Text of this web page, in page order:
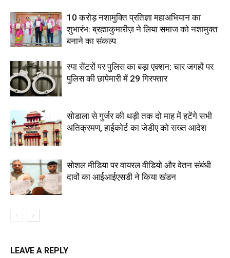
10 करोड़ नशामुक्ति प्रतिज्ञा महाअभियान का
शुभारंभ: ब्रह्माकुमारीज़ ने लिया समाज को नशामुक्त
बनाने का संकल्प
स्पा सेंटरों पर पुलिस का बड़ा एक्शन: चार जगहों पर
पुलिस की छापेमारी में 29 गिरफ्तार
सोडाला से गुर्जर की थड़ी तक दो माह में हटेंगे सभी
अतिक्रमण, हाईकोर्ट का जेडीए को सख्त आदेश
सोशल मीडिया पर वायरल वीडियो और वेतन संबंधी
दावों का आईआईएसडी ने किया खंडन
LEAVE A REPLY